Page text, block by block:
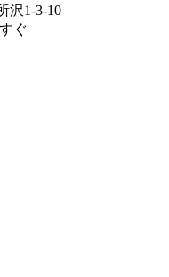
沢1-3-10
ぐ